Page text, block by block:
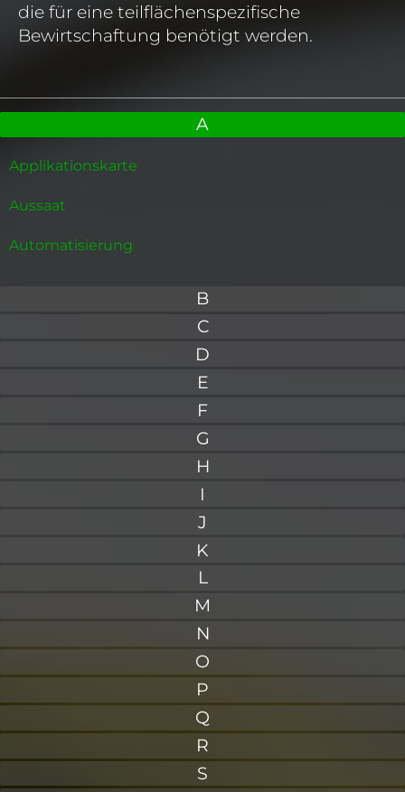
die für eine teilflächenspezifische
Bewirtschaftung benötigt werden.
A
B
C
D
E
F
G
H
I
J
K
L
M
N
O
P
Q
R
S
Applikationskarte
Aussaat
Automatisierung